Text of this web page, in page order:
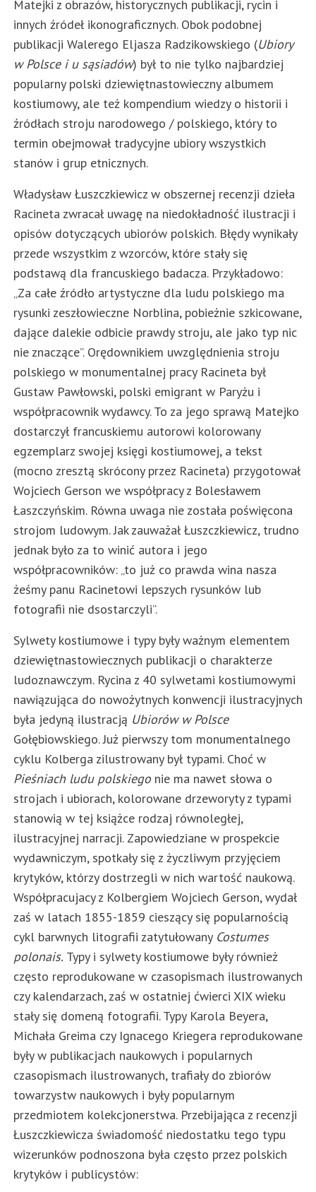
Matejki z obrazów, historycznych publikacji, rycin i
innych źródeł ikonograficznych. Obok podobnej
publikacji Walerego Eljasza Radzikowskiego (Ubiory
w Polsce i u sąsiadów) był to nie tylko najbardziej
popularny polski dziewiętnastowieczny albumem
kostiumowy, ale też kompendium wiedzy o historii i
źródłach stroju narodowego / polskiego, który to
termin obejmował tradycyjne ubiory wszystkich
stanów i grup etnicznych.
Władysław Łuszczkiewicz w obszernej recenzji dzieła
Racineta zwracał uwagę na niedokładność ilustracji i
opisów dotyczących ubiorów polskich. Błędy wynikały
przede wszystkim z wzorców, które stały się
podstawą dla francuskiego badacza. Przykładowo:
„Za całe źródło artystyczne dla ludu polskiego ma
rysunki zeszłowieczne Norblina, pobieżnie szkicowane,
dające dalekie odbicie prawdy stroju, ale jako typ nic
nie znaczące”. Orędownikiem uwzględnienia stroju
polskiego w monumentalnej pracy Racineta był
Gustaw Pawłowski, polski emigrant w Paryżu i
współpracownik wydawcy. To za jego sprawą Matejko
dostarczył francuskiemu autorowi kolorowany
egzemplarz swojej księgi kostiumowej, a tekst
(mocno zresztą skrócony przez Racineta) przygotował
Wojciech Gerson we współpracy z Bolesławem
Łaszczyńskim. Równa uwaga nie została poświęcona
strojom ludowym. Jak zauważał Łuszczkiewicz, trudno
jednak było za to winić autora i jego
współpracowników: „to już co prawda wina nasza
żeśmy panu Racinetowi lepszych rysunków lub
fotografii nie dsostarczyli”.
Sylwety kostiumowe i typy były ważnym elementem
dziewiętnastowiecznych publikacji o charakterze
ludoznawczym. Rycina z 40 sylwetami kostiumowymi
nawiązująca do nowożytnych konwencji ilustracyjnych
była jedyną ilustracją Ubiorów w Polsce
Gołębiowskiego. Już pierwszy tom monumentalnego
cyklu Kolberga zilustrowany był typami. Choć w
Pieśniach ludu polskiego nie ma nawet słowa o
strojach i ubiorach, kolorowane drzeworyty z typami
stanowią w tej książce rodzaj równoległej,
ilustracyjnej narracji. Zapowiedziane w prospekcie
wydawniczym, spotkały się z życzliwym przyjęciem
krytyków, którzy dostrzegli w nich wartość naukową.
Współpracujacy z Kolbergiem Wojciech Gerson, wydał
zaś w latach 1855-1859 cieszący się popularnością
cykl barwnych litografii zatytułowany Costumes
polonais. Typy i sylwety kostiumowe były również
często reprodukowane w czasopismach ilustrowanych
czy kalendarzach, zaś w ostatniej ćwierci XIX wieku
stały się domeną fotografii. Typy Karola Beyera,
Michała Greima czy Ignacego Kriegera reprodukowane
były w publikacjach naukowych i popularnych
czasopismach ilustrowanych, trafiały do zbiorów
towarzystw naukowych i były popularnym
przedmiotem kolekcjonerstwa. Przebijająca z recenzji
Łuszczkiewicza świadomość niedostatku tego typu
wizerunków podnoszona była często przez polskich
krytyków i publicystów: